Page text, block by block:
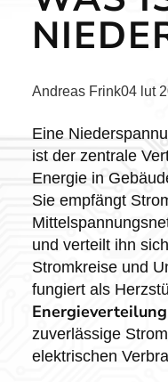
Posted
Andreas Frink04 lut
Eine
ist der zentrale
Energie in
Sie empfängt
und verteilt ihn
Stromkreise und
fungiert als
Energieverteilung
zuverlässige
elektrischen